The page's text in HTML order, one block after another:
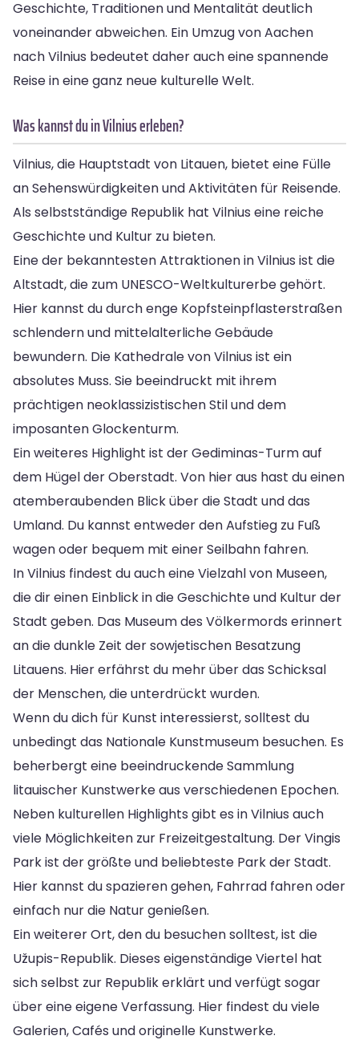
Geschichte, Traditionen und Mentalität deutlich
voneinander abweichen. Ein Umzug von Aachen
nach Vilnius bedeutet daher auch eine spannende
Reise in eine ganz neue kulturelle Welt.
Was kannst du in Vilnius erleben?
Vilnius, die Hauptstadt von Litauen, bietet eine Fülle
an Sehenswürdigkeiten und Aktivitäten für Reisende.
Als selbstständige Republik hat Vilnius eine reiche
Geschichte und Kultur zu bieten.
Eine der bekanntesten Attraktionen in Vilnius ist die
Altstadt, die zum UNESCO-Weltkulturerbe gehört.
Hier kannst du durch enge Kopfsteinpflasterstraßen
schlendern und mittelalterliche Gebäude
bewundern. Die Kathedrale von Vilnius ist ein
absolutes Muss. Sie beeindruckt mit ihrem
prächtigen neoklassizistischen Stil und dem
imposanten Glockenturm.
Ein weiteres Highlight ist der Gediminas-Turm auf
dem Hügel der Oberstadt. Von hier aus hast du einen
atemberaubenden Blick über die Stadt und das
Umland. Du kannst entweder den Aufstieg zu Fuß
wagen oder bequem mit einer Seilbahn fahren.
In Vilnius findest du auch eine Vielzahl von Museen,
die dir einen Einblick in die Geschichte und Kultur der
Stadt geben. Das Museum des Völkermords erinnert
an die dunkle Zeit der sowjetischen Besatzung
Litauens. Hier erfährst du mehr über das Schicksal
der Menschen, die unterdrückt wurden.
Wenn du dich für Kunst interessierst, solltest du
unbedingt das Nationale Kunstmuseum besuchen. Es
beherbergt eine beeindruckende Sammlung
litauischer Kunstwerke aus verschiedenen Epochen.
Neben kulturellen Highlights gibt es in Vilnius auch
viele Möglichkeiten zur Freizeitgestaltung. Der Vingis
Park ist der größte und beliebteste Park der Stadt.
Hier kannst du spazieren gehen, Fahrrad fahren oder
einfach nur die Natur genießen.
Ein weiterer Ort, den du besuchen solltest, ist die
Užupis-Republik. Dieses eigenständige Viertel hat
sich selbst zur Republik erklärt und verfügt sogar
über eine eigene Verfassung. Hier findest du viele
Galerien, Cafés und originelle Kunstwerke.